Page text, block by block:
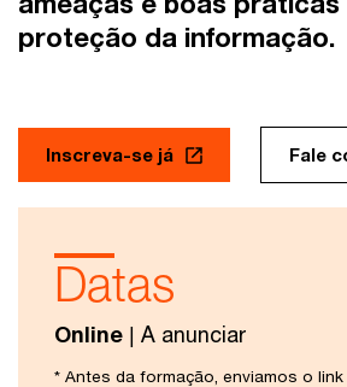
proteção da informação.
Inscreva-se já Fale
Datas
Online | A anunciar
* Antes da formação, enviamos o